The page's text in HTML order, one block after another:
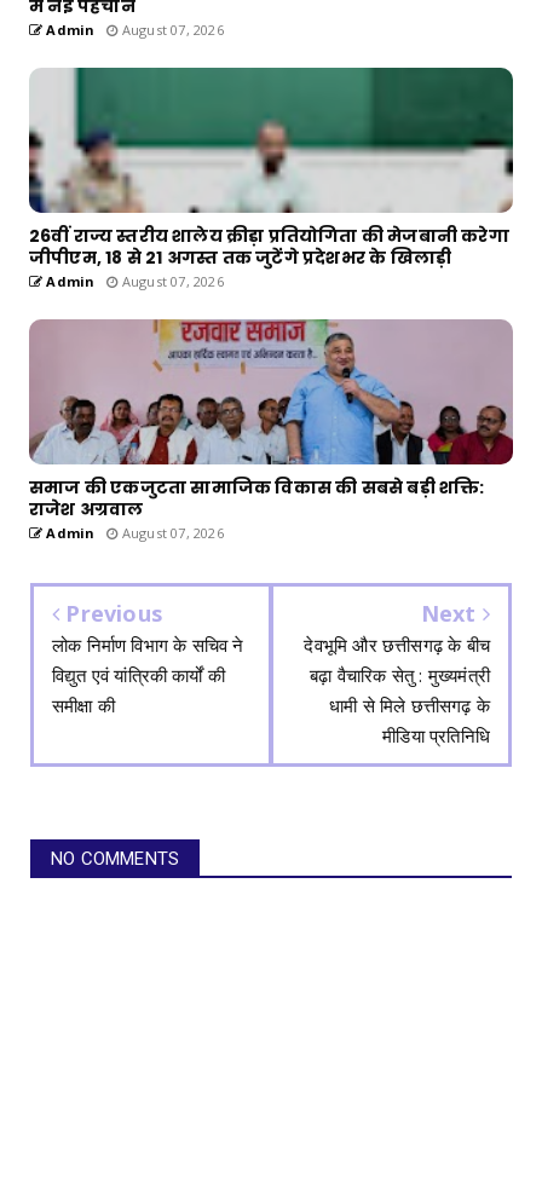
में नई पहचान
Admin August 07, 2026
26वीं राज्य स्तरीय शालेय क्रीड़ा प्रतियोगिता की मेजबानी करेगा
जीपीएम, 18 से 21 अगस्त तक जुटेंगे प्रदेशभर के खिलाड़ी
Admin August 07, 2026
समाज की एकजुटता सामाजिक विकास की सबसे बड़ी शक्ति:
राजेश अग्रवाल
Admin August 07, 2026
Previous
लोक निर्माण विभाग के सचिव ने
विद्युत एवं यांत्रिकी कार्यों की
समीक्षा की
Next
देवभूमि और छत्तीसगढ़ के बीच
बढ़ा वैचारिक सेतु : मुख्यमंत्री
धामी से मिले छत्तीसगढ़ के
मीडिया प्रतिनिधि
NO COMMENTS